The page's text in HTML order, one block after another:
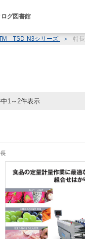
グ図書館
TSD-N3シリーズ 特長
中1～2件表示